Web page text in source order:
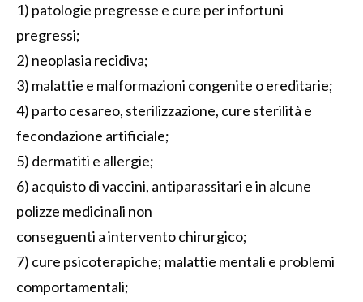
1) patologie pregresse e cure per infortuni
pregressi;
2) neoplasia recidiva;
3) malattie e malformazioni congenite o ereditarie;
4) parto cesareo, sterilizzazione, cure sterilità e
fecondazione artificiale;
5) dermatiti e allergie;
6) acquisto di vaccini, antiparassitari e in alcune
polizze medicinali non
conseguenti a intervento chirurgico;
7) cure psicoterapiche; malattie mentali e problemi
comportamentali;